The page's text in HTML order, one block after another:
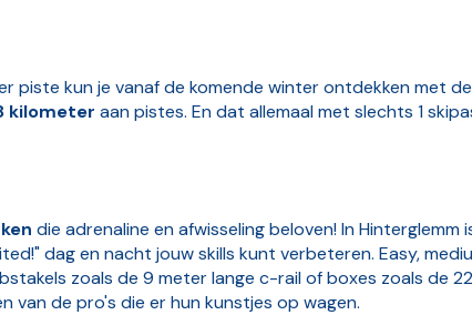
piste kun je vanaf de komende winter ontdekken met
kilometer aan pistes. En dat allemaal met slechts 1
die adrenaline en afwisseling beloven! In Hinterglemm
dag en nacht jouw skills kunt verbeteren. Easy,
zoals de 9 meter lange c-rail of boxes zoals de
van de pro's die er hun kunstjes op wagen.